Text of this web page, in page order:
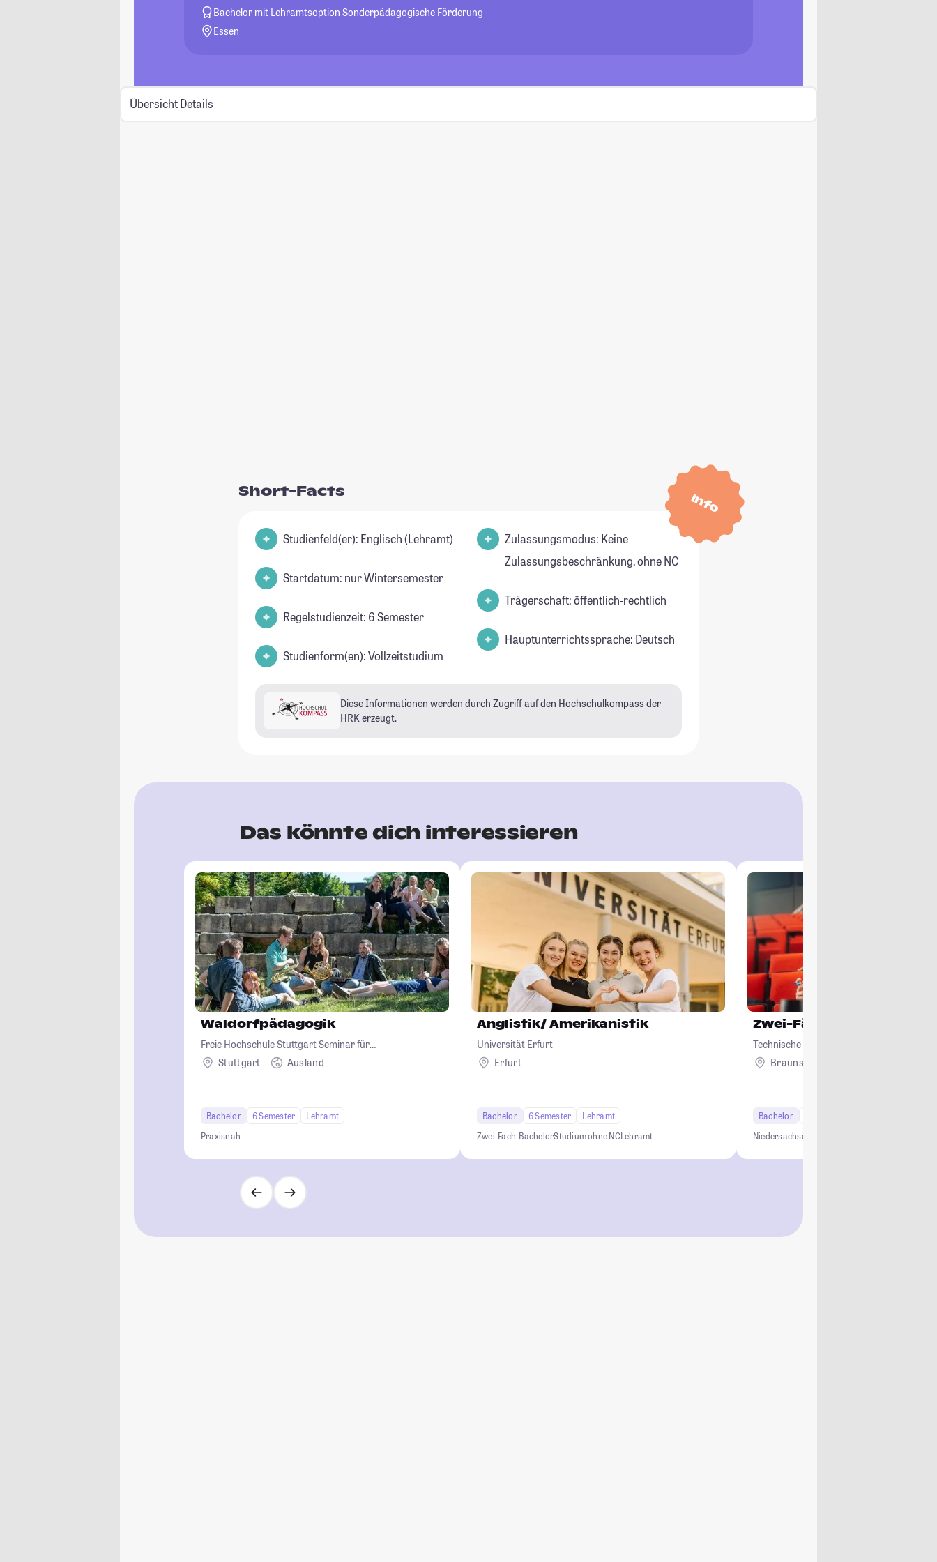
Bachelor mit Lehramtsoption Sonderpädagogische Förderung
Essen
Übersicht Details
Info
Short-Facts
Studienfeld(er): Englisch (Lehramt)
Startdatum: nur Wintersemester
Regelstudienzeit: 6 Semester
Studienform(en): Vollzeitstudium
Zulassungsmodus: Keine
Zulassungsbeschränkung, ohne NC
Trägerschaft: öffentlich-rechtlich
Hauptunterrichtssprache: Deutsch
Diese Informationen werden durch Zugriff auf den Hochschulkompass der
HRK erzeugt.
Das könnte dich interessieren
Waldorfpädagogik
Freie Hochschule Stuttgart Seminar für
Waldorfpädagogik
Stuttgart Ausland
Bachelor 6 Semester
Lehramt
Praxisnah
Anglistik/ Amerikanistik
Universität Erfurt
Erfurt
Bachelor 6 Semester
Lehramt
Zwei-Fach-BachelorStudium ohne NCLehramt
Zwei-Fächer-Bachelor
Technische Universität Braunschweig
Braunschweig
Bachelor
Niedersachsen